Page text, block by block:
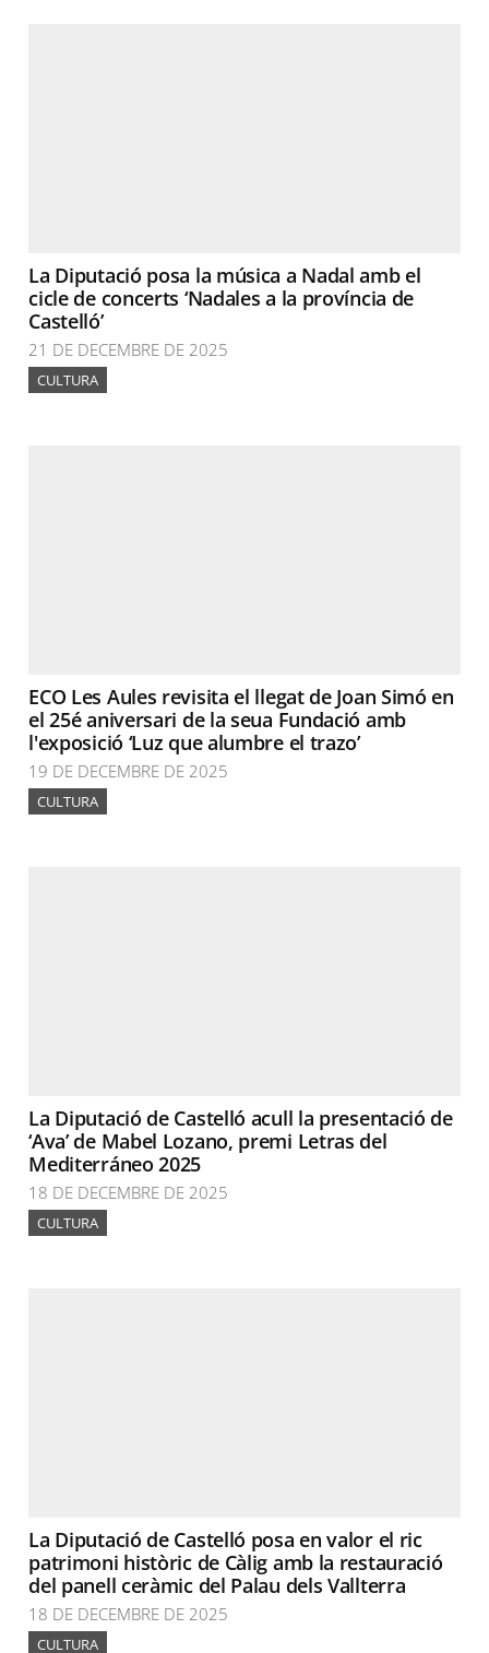
La Diputació posa la música a Nadal amb el
cicle de concerts ‘Nadales a la província de
Castelló’
21 DE DECEMBRE DE 2025
CULTURA
ECO Les Aules revisita el llegat de Joan Simó en
el 25é aniversari de la seua Fundació amb
l'exposició ‘Luz que alumbre el trazo’
19 DE DECEMBRE DE 2025
CULTURA
La Diputació de Castelló acull la presentació de
‘Ava’ de Mabel Lozano, premi Letras del
Mediterráneo 2025
18 DE DECEMBRE DE 2025
CULTURA
La Diputació de Castelló posa en valor el ric
patrimoni històric de Càlig amb la restauració
del panell ceràmic del Palau dels Vallterra
18 DE DECEMBRE DE 2025
CULTURA